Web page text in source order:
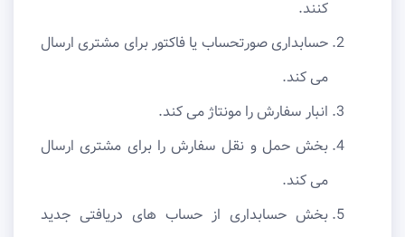
کنند.
حسابداری صورتحساب یا فاکتور برای مشتری ارسال
می کند.
انبار سفارش را مونتاژ می کند.
بخش حمل و نقل سفارش را برای مشتری ارسال
می کند.
بخش حسابداری از حساب های دریافتی جدید